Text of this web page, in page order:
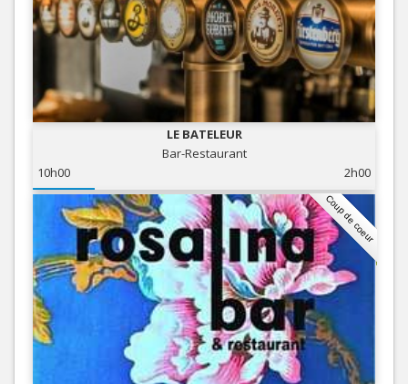
LE BATELEUR
Bar-Restaurant
10h00
2h00
Coup de coeur